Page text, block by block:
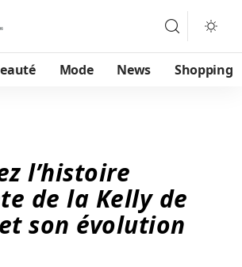
Mode News Shopping
l’histoire
de la Kelly de
son évolution